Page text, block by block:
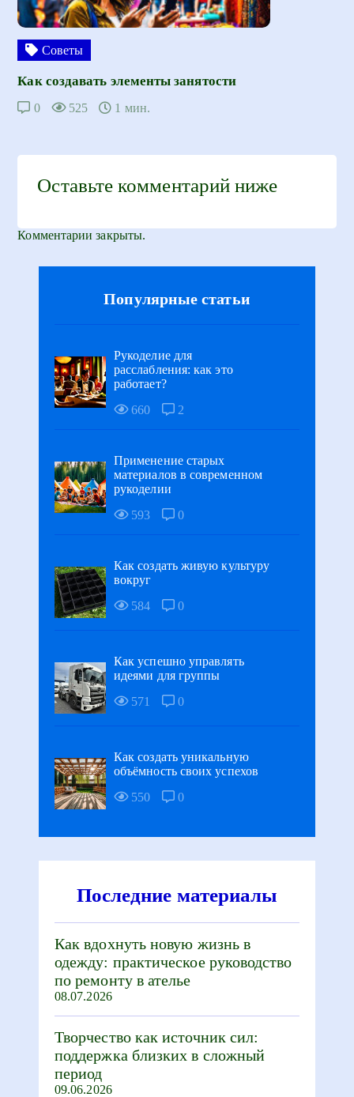
Советы
Как создавать элементы занятости
0 525 1 мин.
Оставьте комментарий ниже
Комментарии закрыты.
Популярные статьи
Рукоделие для
расслабления: как это
работает?
660
2
Применение старых
материалов в современном
рукоделии
593
0
Как создать живую культуру
вокруг
584
0
Как успешно управлять
идеями для группы
571
0
Как создать уникальную
объёмность своих успехов
550
0
Последние материалы
Как вдохнуть новую жизнь в
одежду: практическое руководство
по ремонту в ателье
08.07.2026
Творчество как источник сил:
поддержка близких в сложный
период
09.06.2026